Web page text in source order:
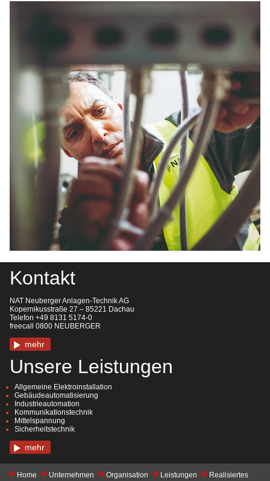
Kontakt
NAT Neuberger Anlagen-Technik AG
Kopernikusstraße 27 – 85221 Dachau
Telefon +49 8131 5174-0
freecall 0800 NEUBERGER
mehr
Unsere Leistungen
Allgemeine Elektroinstallation
Gebäudeautomatisierung
Industrieautomation
Kommunikationstechnik
Mittelspannung
Sicherheitstechnik
mehr
Home Unternehmen Organisation Leistungen Realisiertes